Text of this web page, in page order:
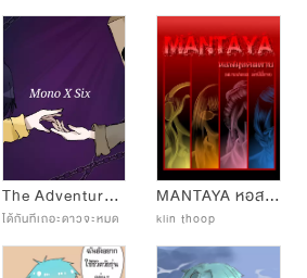
The Adventures of Mono and Six
ได้กันทีเถอะดาวจะหมด
MANTAYA หอสมุดคนตาย(สยามสยอง2 เล่าผีสี่ภาค)
klin thoop